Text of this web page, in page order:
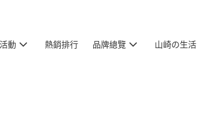
動 熱銷排行 品牌總覽 山崎の生活